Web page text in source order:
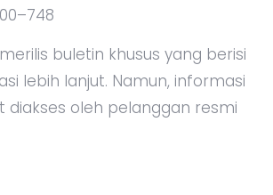
buletin khusus yang berisi
lebih lanjut. Namun, informasi
diakses oleh pelanggan resmi